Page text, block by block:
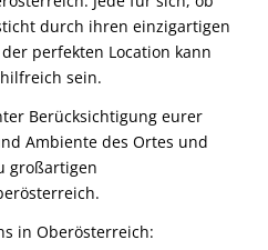
wir zahlreiche
Jede für sich, ob
durch ihren einzigartigen
perfekten Location kann
sein.
Berücksichtigung eurer
Ambiente des Ortes und